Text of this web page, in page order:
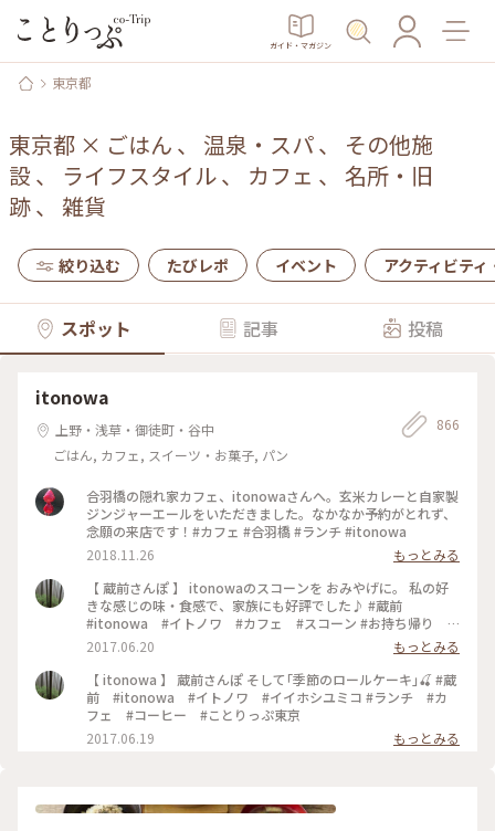
ガイド・マガジン
東京都
東京都 × ごはん 、 温泉・スパ、 その他施
設、 ライフスタイル、 カフェ 、 名所・旧
跡、 雑貨
絞り込む たびレポ イベント アクティビティ
スポット 記事 投稿
itonowa
上野・浅草・御徒町・谷中
ごはん, カフェ, スイーツ・お菓子, パン
866
合羽橋の隠れ家カフェ、itonowaさんへ。玄米カレーと自家製
ジンジャーエールをいただきました。なかなか予約がとれず、
念願の来店です！#カフェ #合羽橋 #ランチ #itonowa
2018.11.26
もっとみる
【 蔵前さんぽ 】 itonowaのスコーンを おみやげに。 私の好
きな感じの味・食感で、家族にも好評でした♪ #蔵前
#itonowa #イトノワ #カフェ #スコーン #お持ち帰り #
おみやげ
2017.06.20
もっとみる
【 itonowa 】 蔵前さんぽ そして｢季節のロールケーキ｣🍒 #蔵
前 #itonowa #イトノワ #イイホシユミコ #ランチ #カ
フェ #コーヒー #ことりっぷ東京
2017.06.19
もっとみる